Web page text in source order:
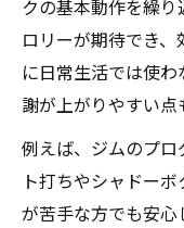
クの基本動作を繰
ロリーが期待でき
に日常生活では使
謝が上がりやすい点
例えば、ジムのプ
ト打ちやシャドー
が苦手な方でも安